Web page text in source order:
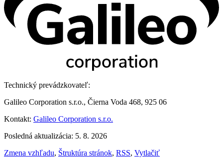
Technický prevádzkovateľ:
Galileo Corporation s.r.o., Čierna Voda 468, 925 06
Kontakt: Galileo Corporation s.r.o.
Posledná aktualizácia: 5. 8. 2026
Zmena vzhľadu, Štruktúra stránok, RSS, Vytlačiť